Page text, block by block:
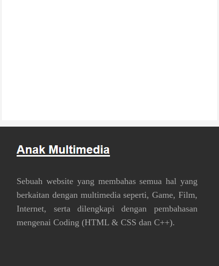
Sebuah website yang membahas semua hal yang
berkaitan dengan multimedia seperti, Game, Film,
Internet, serta dilengkapi dengan pembahasan
mengenai Coding (HTML & CSS dan C++).